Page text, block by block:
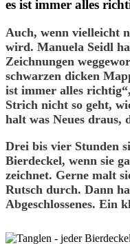
es ist immer alles
Auch, wenn vielleicht
wird. Manuela Seidl
Zeichnungen
schwarzen dicken
ist immer alles
Strich nicht so geht,
halt was Neues draus,
Drei bis vier Stunden
Bierdeckel, wenn sie
zeichnet. Gerne malt
Rutsch durch. Dann
Abgeschlossenes. Ein